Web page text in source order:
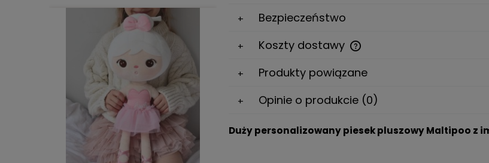
DO KOSZYKA DO KOSZYKA DO
Bezpieczeństwo
Koszty dostawy
Cena nie zawiera ewentualnych
Produkty powiązane
Opinie o produkcie (0)
Duży personalizowany piesek pluszowy Maltipoo z